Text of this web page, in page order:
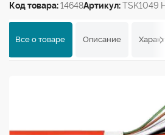
Код товара:14648Артикул:TSK1049
Все о товаре Описание